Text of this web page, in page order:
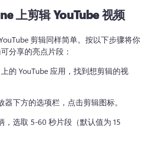
上剪辑 YouTube 视频
剪辑同样简单。 按以下步骤将你
分享的亮点片段：
的 YouTube 应用，找到想剪辑的视
器下方的选项栏，点击剪辑图标。
，选取 5-60 秒片段（默认值为 15